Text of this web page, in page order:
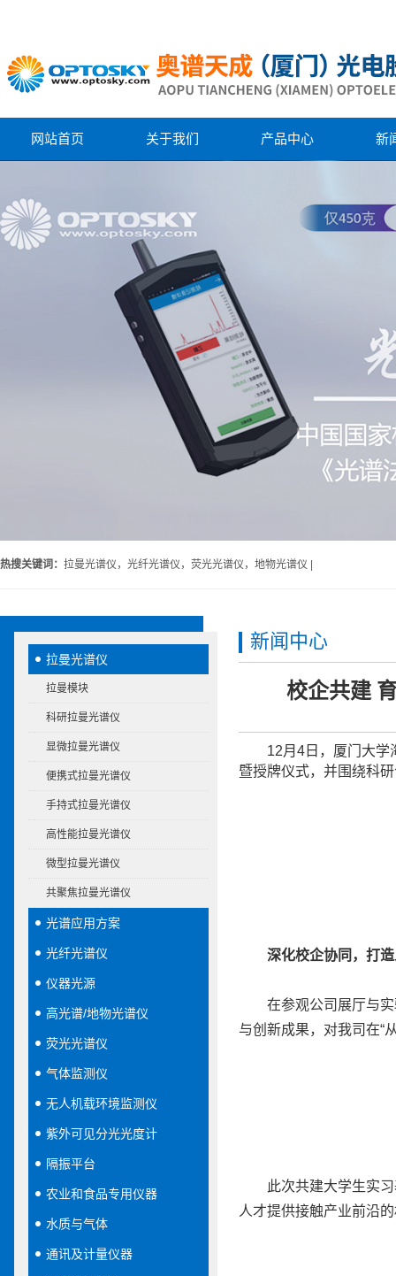
网站首页 关于我们 产品中心 新
热搜关键词： 拉曼光谱仪，光纤光谱仪，荧光光谱仪，地物光谱仪 |
拉曼光谱仪
拉曼模块
科研拉曼光谱仪
显微拉曼光谱仪
便携式拉曼光谱仪
手持式拉曼光谱仪
高性能拉曼光谱仪
微型拉曼光谱仪
共聚焦拉曼光谱仪
光谱应用方案
光纤光谱仪
仪器光源
高光谱/地物光谱仪
荧光光谱仪
气体监测仪
无人机载环境监测仪
紫外可见分光光度计
隔振平台
农业和食品专用仪器
水质与气体
通讯及计量仪器
新闻中心
校企共建
12月4日，厦门大学
暨授牌仪式，并围绕科
深化校企协同，打
在参观公司展厅与
与创新成果，对我司在“
此次共建大学生实
人才提供接触产业前沿